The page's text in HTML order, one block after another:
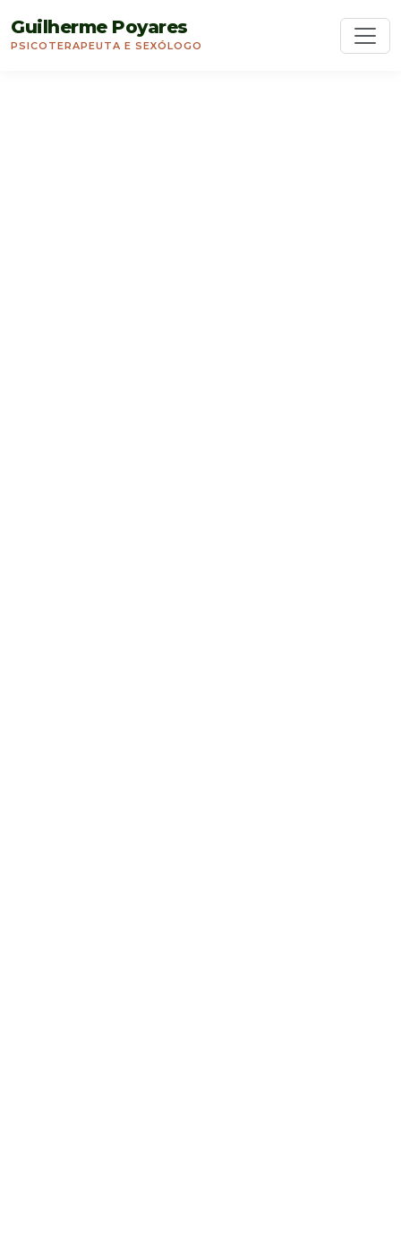
Guilherme Poyares
PSICOTERAPEUTA E SEXÓLOGO